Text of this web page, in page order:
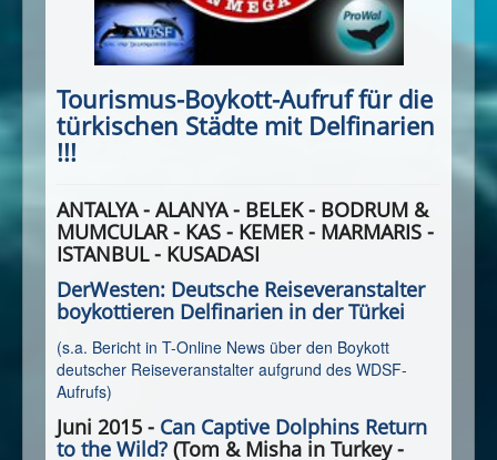
Tourismus-Boykott-Aufruf für die
türkischen Städte mit Delfinarien
!!!
ANTALYA - ALANYA - BELEK - BODRUM &
MUMCULAR - KAS - KEMER - MARMARIS -
ISTANBUL - KUSADASI
DerWesten: Deutsche Reiseveranstalter
boykottieren Delfinarien in der Türkei
(s.a. Bericht in T-Online News über den Boykott
deutscher Reiseveranstalter aufgrund des WDSF-
Aufrufs)
Juni 2015 - Can Captive Dolphins Return
to the Wild? (Tom & Misha in Turkey -